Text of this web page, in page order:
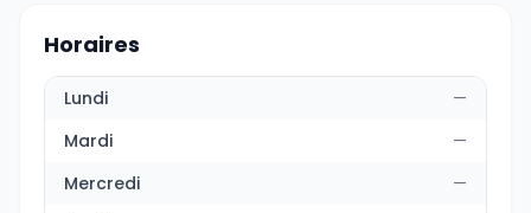
Horaires
Lundi
—
Mardi
—
Mercredi
—